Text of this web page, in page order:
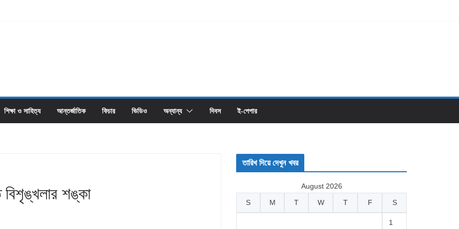
শিক্ষা ও সাহিত্য আন্তর্জাতিক ফিচার ভিডিও অন্যান্য দিবস ই-পেপার
বিশৃঙ্খলার শঙ্কা
তারিখ দিয়ে দেখুন খবর
August 2026
S
M T W T F S
1